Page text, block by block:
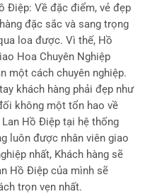
Điệp: Về đặc điểm, vẻ đẹp
đặc sắc và sang trọng
loa được. Vì thế, Hồ
Hoa Chuyên Nghiệp
một cách chuyên nghiệp.
khách hàng phải đẹp như
không một tổn hao về
Hồ Điệp tại hệ thống
luôn được nhân viên giao
nhất, Khách hàng sẽ
Hồ Điệp của mình sẽ
trọn vẹn nhất.